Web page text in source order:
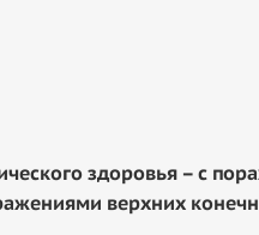
здоровья – с
верхних